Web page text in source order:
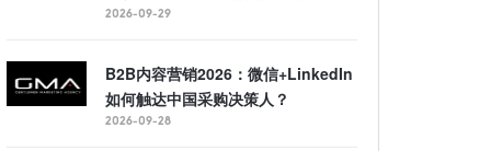
2026-09-29
B2B内容营销2026：微信+LinkedIn
如何触达中国采购决策人？
2026-09-28